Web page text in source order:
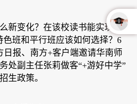
新变化？在该校读书能实现“手
色班和平行班应该如何选择？6
日报、南方+客户端邀请华南师
处副主任张莉做客“+游好中学”
生政策。